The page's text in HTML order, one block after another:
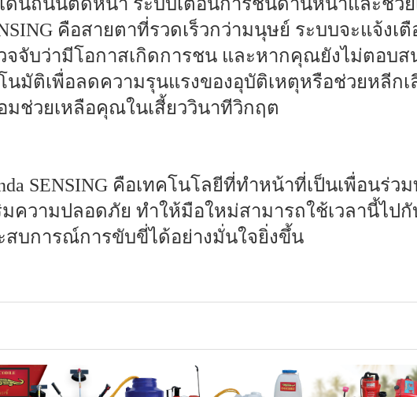
คือสายตาที่รวดเร็วกว่ามนุษย์ ระบบจะแจ้งเ
จจับว่ามีโอกาสเกิดการชน และหากคุณยังไม่ตอบส
นมัติเพื่อลดความรุนแรงของอุบัติเหตุหรือช่วยหลีก
มช่วยเหลือคุณในเสี้ยววินาทีวิกฤต
SENSING คือเทคโนโลยีที่ทำหน้าที่เป็นเพื่อนร่ว
มความปลอดภัย ทำให้มือใหม่สามารถใช้เวลานี้ไปกั
สบการณ์การขับขี่ได้อย่างมั่นใจยิ่งขึ้น